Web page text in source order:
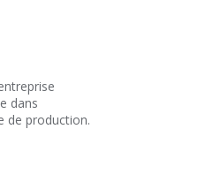
dans
de production.